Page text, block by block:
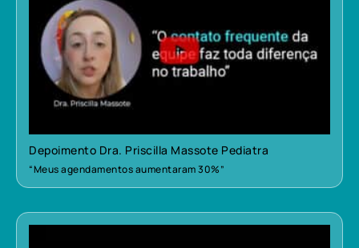
Depoimento Dra. Priscilla Massote Pediatra
“Meus agendamentos aumentaram 30%”